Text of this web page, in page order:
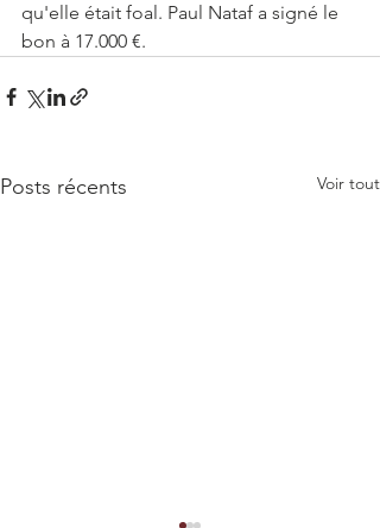
qu'elle était foal. Paul Nataf a signé le
bon à 17.000 €.
Posts récents Voir tout